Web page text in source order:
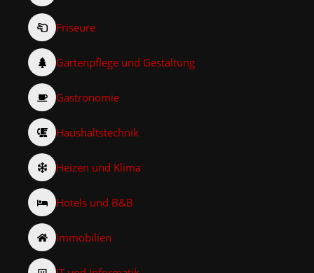
Friseure
Gartenpflege und Gestaltung
Gastronomie
Haushaltstechnik
Heizen und Klima
Hotels und B&B
Immobilien